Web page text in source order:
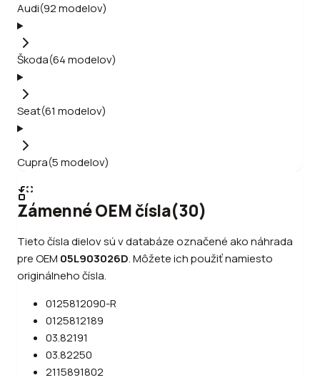
Audi(92modelov)
Škoda(64modelov)
Seat(61 modelov)
Cupra(5modelov)
Zámenné OEM čísla(30)
Tieto čísla dielov sú v databáze označené ako náhrada
pre OEM 05L903026D.Môžete ich použiť namiesto
originálneho čísla.
0125812090-R
0125812189
03.82191
03.82250
2115891802